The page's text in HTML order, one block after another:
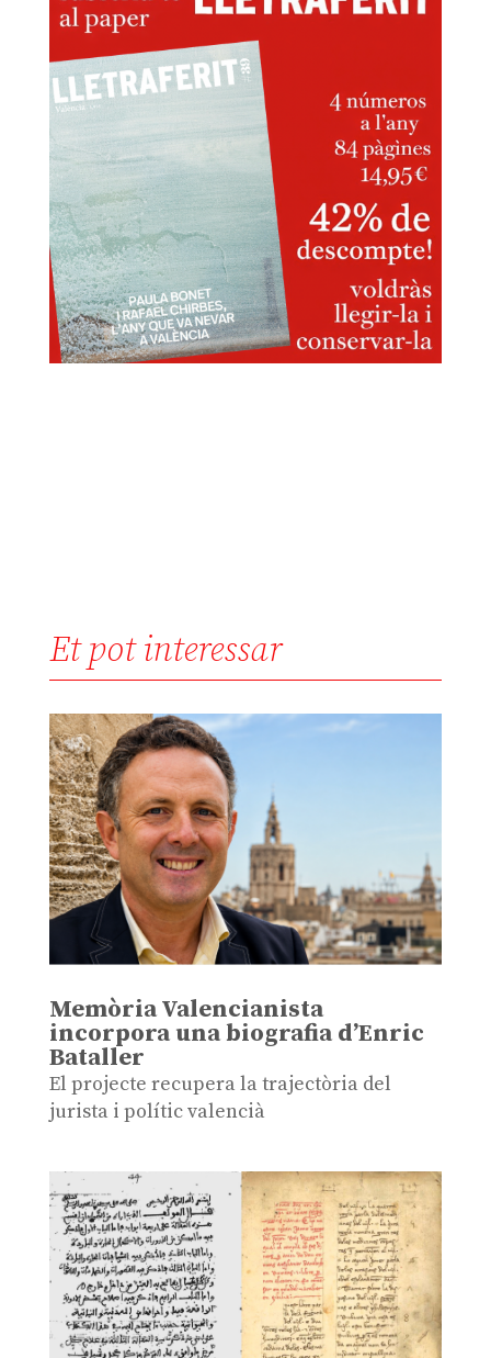
Et pot interessar
Memòria Valencianista
incorpora una biografia d’Enric
Bataller
El projecte recupera la trajectòria del
jurista i polític valencià